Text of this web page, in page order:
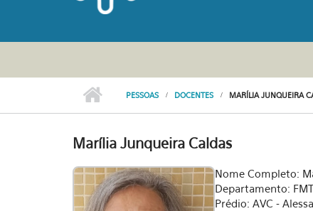
PESSOAS DOCENTES MARÍLIA JUNQUEIRA
Marília Junqueira Caldas
Nome Completo:
Departamento: FMT
Prédio: AVC -